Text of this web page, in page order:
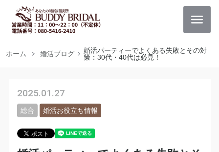
ホーム 婚活ブログ
婚活パーティーでよくある失敗とその対
策：30代・40代は必見！
2025.01.27
総合 婚活お役立ち情報